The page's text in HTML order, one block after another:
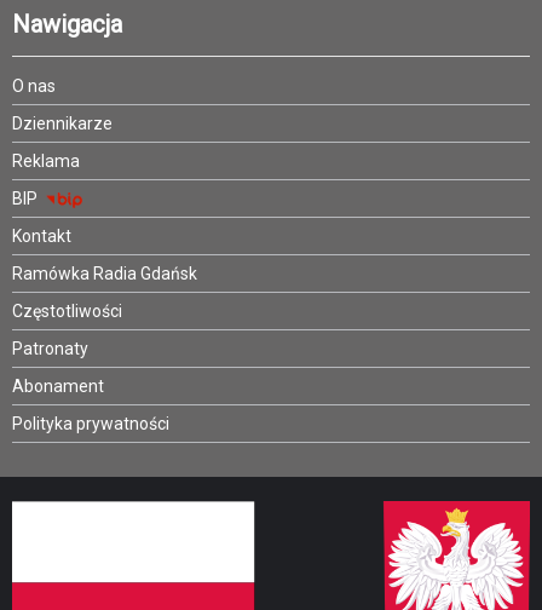
Nawigacja
O nas
Dziennikarze
Reklama
BIP
Kontakt
Ramówka Radia Gdańsk
Częstotliwości
Patronaty
Abonament
Polityka prywatności